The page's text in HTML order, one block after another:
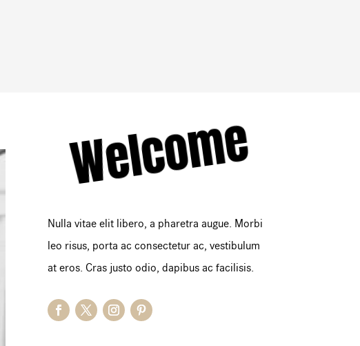
Welcome
Nulla vitae elit libero, a pharetra augue. Morbi
leo risus, porta ac consectetur ac, vestibulum
at eros. Cras justo odio, dapibus ac facilisis.